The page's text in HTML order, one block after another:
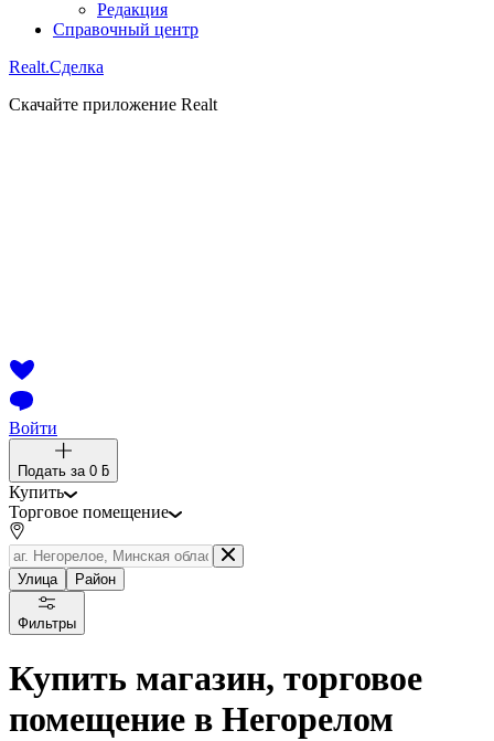
Редакция
Справочный центр
Realt.Сделка
Скачайте приложение Realt
Войти
Подать за 0 ƃ
Купить
Торговое помещение
Улица Район
Фильтры
Купить магазин, торговое
помещение в Негорелом